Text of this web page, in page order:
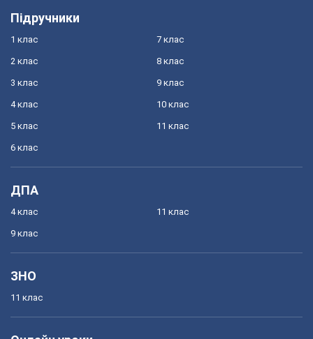
Підручники
1 клас
2 клас
3 клас
4 клас
5 клас
6 клас
7 клас
8 клас
9 клас
10 клас
11 клас
ДПА
4 клас
9 клас
11 клас
ЗНО
11 клас